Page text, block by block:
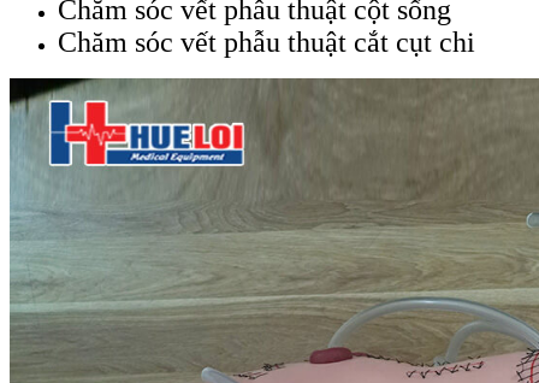
Chăm sóc vết phẫu thuật cột sống
Chăm sóc vết phẫu thuật cắt cụt chi